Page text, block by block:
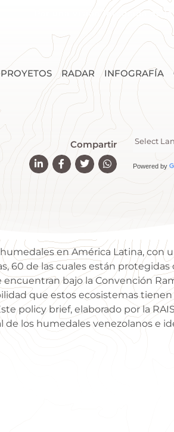
Por una visión integrada de
PROYETOS RADAR INFOGRAFÍA
Compartir
Powered by
en América Latina, con
60 de las cuales están protegidas
bajo la Convención
que estos ecosistemas tienen
policy brief, elaborado por la
de los humedales venezolanos e